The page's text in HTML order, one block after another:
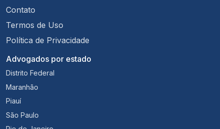
Contato
Termos de Uso
Política de Privacidade
Advogados por estado
Distrito Federal
Maranhão
Piauí
São Paulo